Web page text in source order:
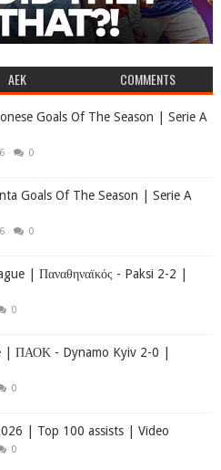
AEK COMMENTS
Goals Of The Season | Serie A
0
Goals Of The Season | Serie A
0
| Παναθηναϊκός - Paksi 2-2 |
0
| ΠΑΟΚ - Dynamo Kyiv 2-0 |
0
| Top 100 assists | Video
0